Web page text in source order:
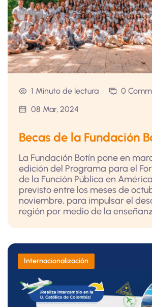
1 Minuto de lectura
0
08 Mar, 2024
Becas de la Fundación
La Fundación Botín pone en
edición del Programa para el
de la Función Pública en
previsto entre los meses de
noviembre, para impulsar el
región por medio de la
Internacionalización